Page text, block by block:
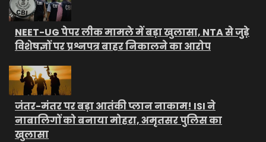
NEET-UG पेपर लीक मामले में बड़ा खुलासा, NTA से जुड़े
विशेषज्ञों पर प्रश्नपत्र बाहर निकालने का आरोप
जंतर-मंतर पर बड़ा आतंकी प्लान नाकाम! ISI ने
नाबालिगों को बनाया मोहरा, अमृतसर पुलिस का
खुलासा